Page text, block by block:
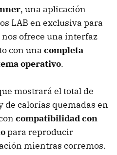
, una aplicación
LAB en exclusiva para
ofrece una interfaz
con una completa
operativo.
mostrará el total de
calorías quemadas en
compatibilidad con
para reproducir
mientras corremos.